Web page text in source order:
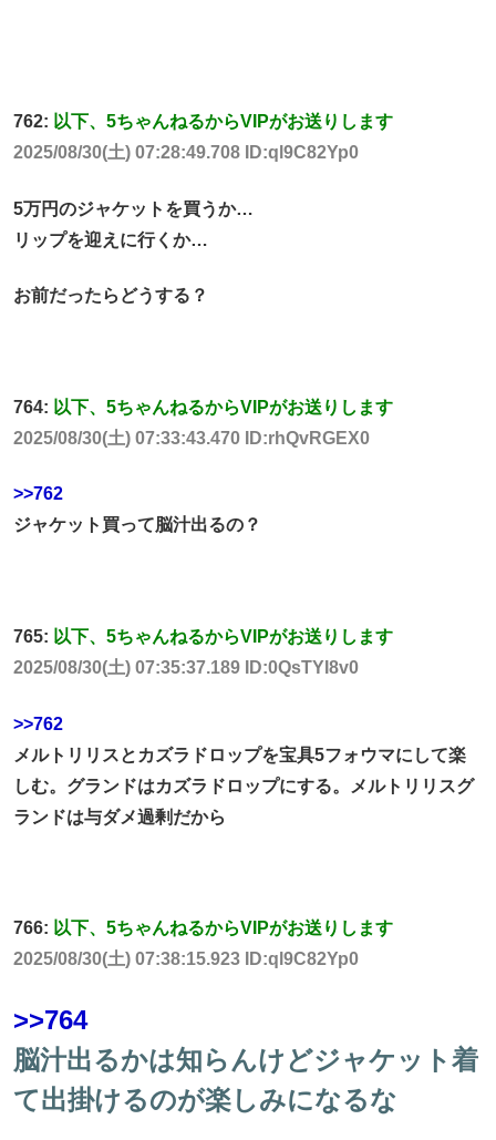
762: 以下、5ちゃんねるからVIPがお送りします
2025/08/30(土) 07:28:49.708 ID:ql9C82Yp0
5万円のジャケットを買うか…
リップを迎えに行くか…
お前だったらどうする？
764: 以下、5ちゃんねるからVIPがお送りします
2025/08/30(土) 07:33:43.470 ID:rhQvRGEX0
>>762
ジャケット買って脳汁出るの？
765: 以下、5ちゃんねるからVIPがお送りします
2025/08/30(土) 07:35:37.189 ID:0QsTYI8v0
>>762
メルトリリスとカズラドロップを宝具5フォウマにして楽
しむ。グランドはカズラドロップにする。メルトリリスグ
ランドは与ダメ過剰だから
766: 以下、5ちゃんねるからVIPがお送りします
2025/08/30(土) 07:38:15.923 ID:ql9C82Yp0
>>764
脳汁出るかは知らんけどジャケット着
て出掛けるのが楽しみになるな